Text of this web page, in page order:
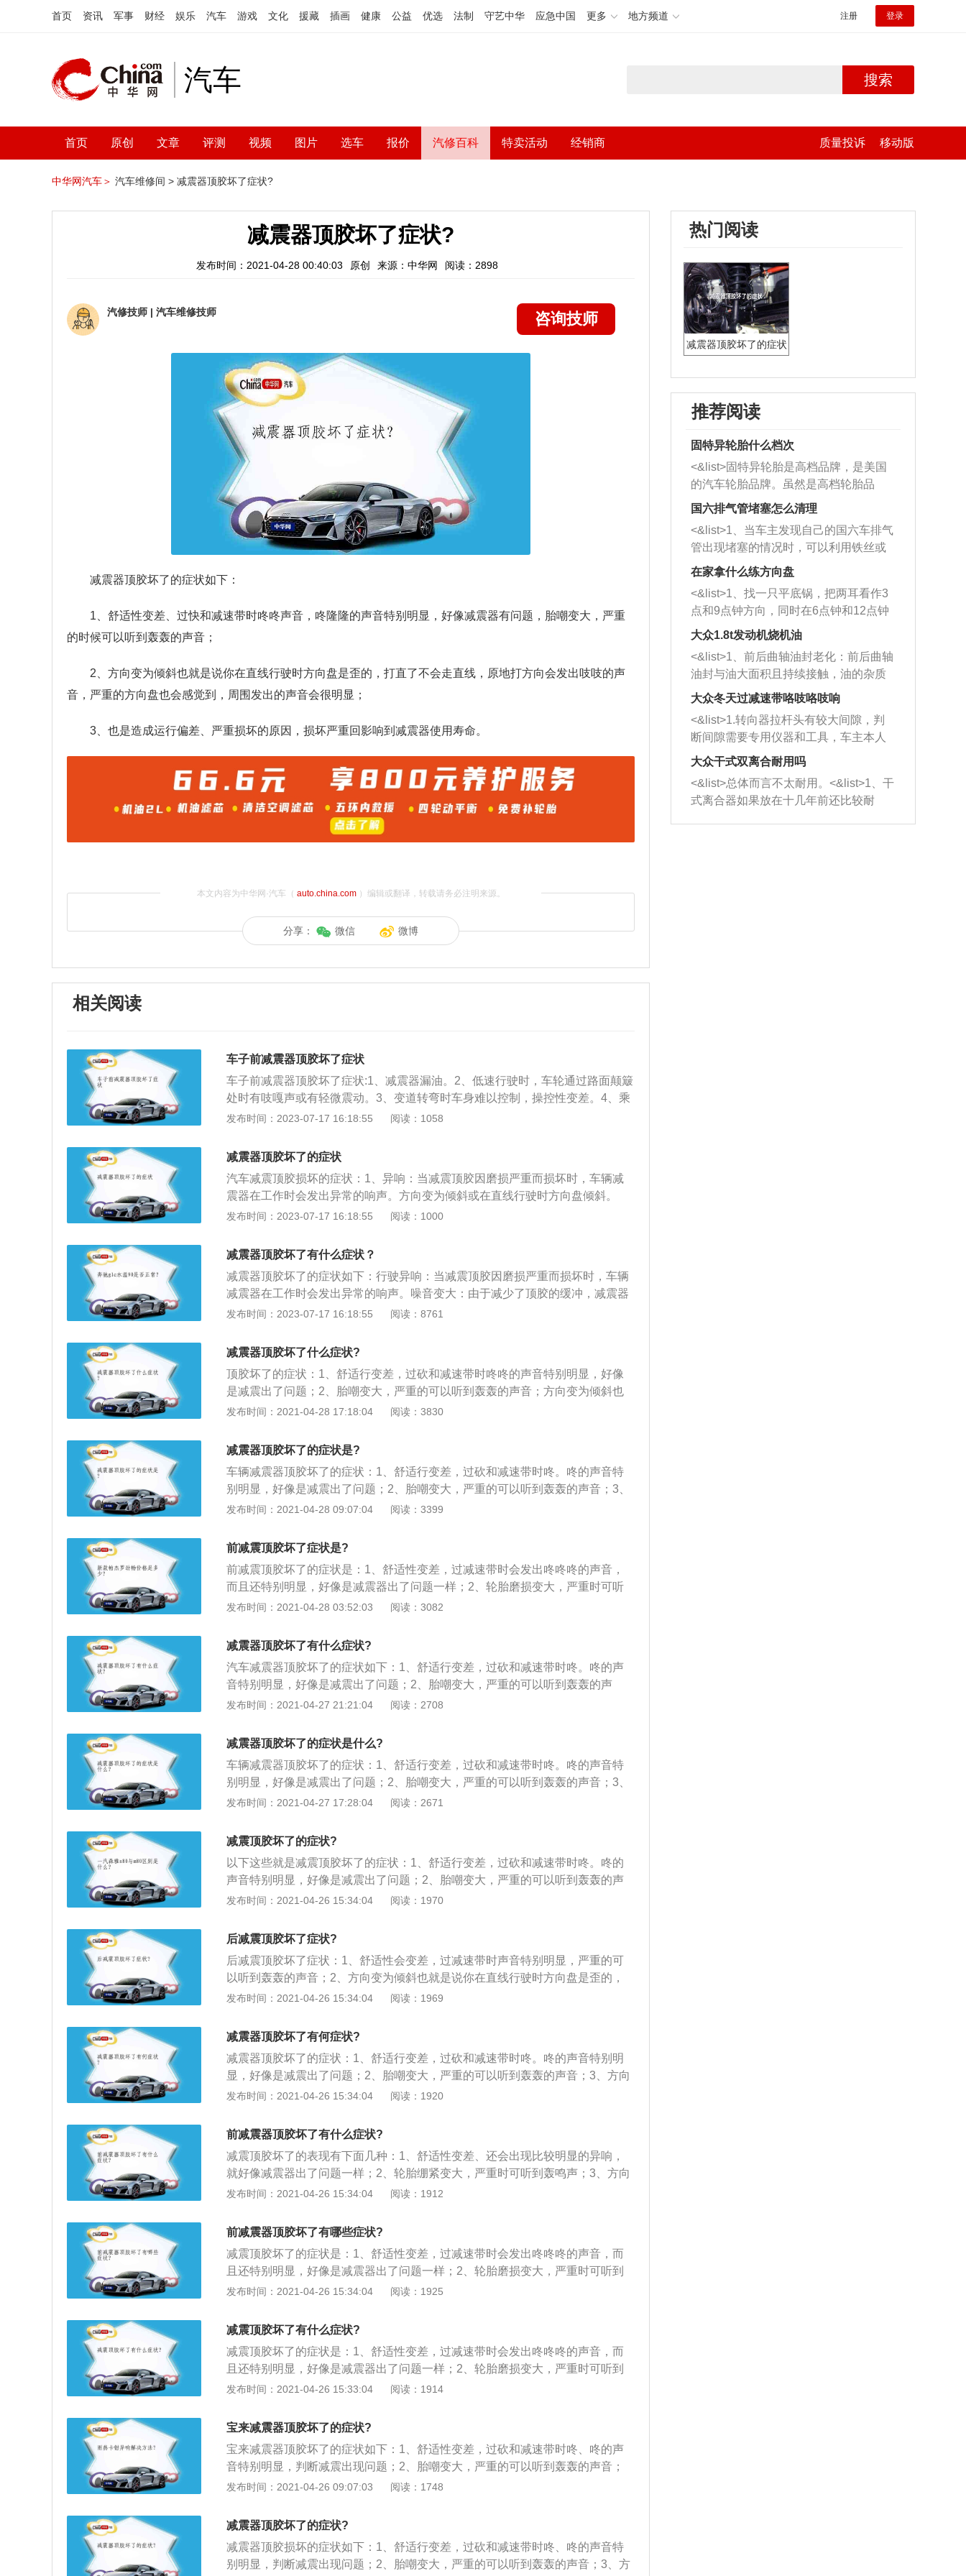
首页 资讯 军事 财经 娱乐 汽车 游戏 文化 援藏 插画 健康 公益 优选 法制 守艺中华 应急中国 更多 地方频道 注册 登录
汽车 搜索
首页 原创 文章 评测 视频 图片 选车 报价 汽修百科 特卖活动 经销商 质量投诉 移动版
中华网汽车＞ 汽车维修间 > 减震器顶胶坏了症状?
减震器顶胶坏了症状?
发布时间：2021-04-28 00:40:03 原创 来源：中华网 阅读：2898
汽修技师 | 汽车维修技师 咨询技师
减震器顶胶坏了的症状如下：
1、舒适性变差、过快和减速带时咚咚声音，咚隆隆的声音特别明显，好像减震器有问题，胎嘲变大，严重
的时候可以听到轰轰的声音；
2、方向变为倾斜也就是说你在直线行驶时方向盘是歪的，打直了不会走直线，原地打方向会发出吱吱的声
音，严重的方向盘也会感觉到，周围发出的声音会很明显；
3、也是造成运行偏差、严重损坏的原因，损坏严重回影响到减震器使用寿命。
本文内容为中华网·汽车（ auto.china.com）编辑或翻译，转载请务必注明来源。
分享： 微信 微博
相关阅读
车子前减震器顶胶坏了症状
车子前减震器顶胶坏了症状:1、减震器漏油。2、低速行驶时，车轮通过路面颠簸
处时有吱嘎声或有轻微震动。3、变道转弯时车身难以控制，操控性变差。4、乘
坐舒适性变差。5、方向变为倾斜也就是说在直线行驶时方向盘是歪的，打直了
决办法：到汽车维修站或4S店更换车子前减震器顶胶。以下是关于汽车减震器的
相关介绍：1、汽车的减震器也称为悬挂，由弹簧和减震器共同组成。减震器并
不是用来支持车身的重量，而是用来抑制弹簧吸震后反弹时的震荡和吸收路面冲
击的能量。弹簧起缓和冲击的作用，将大能量一次冲击变为小能量多次冲击，而
减震器就是逐步将小能量多次冲击减少。2、如果开过减振器已坏掉的车，就可
跳。没有减振器将无法控制弹簧的反弹，汽车遇到崎岖的路面时将会产生严重的
弹跳，过弯时也会因为弹簧上下的震荡而造成轮胎抓地力和循迹性的丧失。
发布时间：2023-07-17 16:18:55 阅读：1058
减震器顶胶坏了的症状
汽车减震顶胶损坏的症状：1、异响：当减震顶胶因磨损严重而损坏时，车辆减
震器在工作时会发出异常的响声。方向变为倾斜或在直线行驶时方向盘倾斜。
2、方向偏移：当减震顶胶出现损坏时，车辆方向可能会出现轻微的偏移，难以
在工作的过程中，便会将吸收到的震动和冲击毫无保留的由车架传导至驾乘室。
4、原地转向异响：即便减震器没有工作，由于顶胶的过度磨损和损坏，在原地
打动方向盘也会发出非常明显的异响。解决方法：出现以上症状应立即去4s店更
换减震顶胶。减震器顶胶具有良好的隔音性能，因为它也是用来降低轮胎和地面
产生的轮胎噪音，当轮胎被不平的地面撞击时，可以减少对汽车的直接冲击，如
转弯时还会因弹簧上下振动，而造成轮胎抓地力和循迹性的丧失。
发布时间：2023-07-17 16:18:55 阅读：1000
减震器顶胶坏了有什么症状？
减震器顶胶坏了的症状如下：行驶异响：当减震顶胶因磨损严重而损坏时，车辆
减震器在工作时会发出异常的响声。噪音变大：由于减少了顶胶的缓冲，减震器
在工作的过程中，便会将吸收到的震动和冲击，毫无保留的由车架传导至驾乘
回正，以及回正力度低等现象。原地转向异响：即便减震器没有工作，由于顶胶
的过度磨损和损坏，在原地打动方向盘也会发出非常明显的异响。
发布时间：2023-07-17 16:18:55 阅读：8761
减震器顶胶坏了什么症状?
顶胶坏了的症状：1、舒适行变差，过砍和减速带时咚咚的声音特别明显，好像
是减震出了问题；2、胎嘲变大，严重的可以听到轰轰的声音；方向变为倾斜也
就是说你在直线行驶时方向盘是歪的，打直了不会走直线；3、在原地打方向是
跑偏的一个原因；损坏严重回影响到减震器使用寿命。
发布时间：2021-04-28 17:18:04 阅读：3830
减震器顶胶坏了的症状是?
车辆减震器顶胶坏了的症状：1、舒适行变差，过砍和减速带时咚。咚的声音特
别明显，好像是减震出了问题；2、胎嘲变大，严重的可以听到轰轰的声音；3、
方向变为倾斜也就是说你在直线行驶时方向盘是歪的，打直了不会走直线；4、
显的左右来；5、也是跑偏的一个原因，损坏严重回影响到减震器使用寿命。
发布时间：2021-04-28 09:07:04 阅读：3399
前减震顶胶坏了症状是?
前减震顶胶坏了的症状是：1、舒适性变差，过减速带时会发出咚咚咚的声音，
而且还特别明显，好像是减震器出了问题一样；2、轮胎磨损变大，严重时可听
到轰轰轰的声音，所以顶胶的作用还是挺大的；3、方向偏斜，意思就是当直线
发布时间：2021-04-28 03:52:03 阅读：3082
减震器顶胶坏了有什么症状?
汽车减震器顶胶坏了的症状如下：1、舒适行变差，过砍和减速带时咚。咚的声
音特别明显，好像是减震出了问题；2、胎嘲变大，严重的可以听到轰轰的声
音；3、方向变为倾斜也就是说你在直线行驶时方向盘是歪的，打直了不会走直
声音会明显的左右来；5、也是跑偏的一个原因，损坏严重回影响到减震器使用
寿命。
发布时间：2021-04-27 21:21:04 阅读：2708
减震器顶胶坏了的症状是什么?
车辆减震器顶胶坏了的症状：1、舒适行变差，过砍和减速带时咚。咚的声音特
别明显，好像是减震出了问题；2、胎嘲变大，严重的可以听到轰轰的声音；3、
方向变为倾斜也就是说你在直线行驶时方向盘是歪的，打直了不会走直线；4、
显的左右来；5、也是跑偏的一个原因，损坏严重回影响到减震器使用寿命。
发布时间：2021-04-27 17:28:04 阅读：2671
减震顶胶坏了的症状?
以下这些就是减震顶胶坏了的症状：1、舒适行变差，过砍和减速带时咚。咚的
声音特别明显，好像是减震出了问题；2、胎嘲变大，严重的可以听到轰轰的声
音；3、方向变为倾斜也就是说你在直线行驶时方向盘是歪的，打直了不会走直
声音会明显的左右来；5、也是跑偏的一个原因；6、损坏严重回影响到减震器使
用寿命。
发布时间：2021-04-26 15:34:04 阅读：1970
后减震顶胶坏了症状?
后减震顶胶坏了症状：1、舒适性会变差，过减速带时声音特别明显，严重的可
以听到轰轰的声音；2、方向变为倾斜也就是说你在直线行驶时方向盘是歪的，
打直了不会走直线；3、在原地打方向是会发出吱吱的声音，严重的话握着方向
发布时间：2021-04-26 15:34:04 阅读：1969
减震器顶胶坏了有何症状?
减震器顶胶坏了的症状：1、舒适行变差，过砍和减速带时咚。咚的声音特别明
显，好像是减震出了问题；2、胎嘲变大，严重的可以听到轰轰的声音；3、方向
变为倾斜也就是说你在直线行驶时方向盘是歪的，打直了不会走直线；4、在原
左右来；5、也是跑偏的一个原因；6、损坏严重回影响到减震器使用寿命。
发布时间：2021-04-26 15:34:04 阅读：1920
前减震器顶胶坏了有什么症状?
减震顶胶坏了的表现有下面几种：1、舒适性变差、还会出现比较明显的异响，
就好像减震器出了问题一样；2、轮胎绷紧变大，严重时可听到轰鸣声；3、方向
变斜，也就是直线行驶的时候，方向盘是歪的，打直了也走不了直线；4、还有
发布时间：2021-04-26 15:34:04 阅读：1912
前减震器顶胶坏了有哪些症状?
减震顶胶坏了的症状是：1、舒适性变差，过减速带时会发出咚咚咚的声音，而
且还特别明显，好像是减震器出了问题一样；2、轮胎磨损变大，严重时可听到
轰轰轰的声音，所以顶胶的作用还是挺大的；3、方向偏斜，意思就是当直线行
发布时间：2021-04-26 15:34:04 阅读：1925
减震顶胶坏了有什么症状?
减震顶胶坏了的症状是：1、舒适性变差，过减速带时会发出咚咚咚的声音，而
且还特别明显，好像是减震器出了问题一样；2、轮胎磨损变大，严重时可听到
轰轰轰的声音，所以顶胶的作用还是挺大的；3、方向偏斜，意思就是当直线行
发布时间：2021-04-26 15:33:04 阅读：1914
宝来减震器顶胶坏了的症状?
宝来减震器顶胶坏了的症状如下：1、舒适性变差，过砍和减速带时咚、咚的声
音特别明显，判断减震出现问题；2、胎嘲变大，严重的可以听到轰轰的声音；
3、方向变为倾斜，在直线行驶时方向盘是歪的，打直了不会走直线；4、在原地
发布时间：2021-04-26 09:07:03 阅读：1748
减震器顶胶坏了的症状?
减震器顶胶损坏的症状如下：1、舒适行变差，过砍和减速带时咚、咚的声音特
别明显，判断减震出现问题；2、胎嘲变大，严重的可以听到轰轰的声音；3、方
热门阅读
减震器顶胶坏了的症状
推荐阅读
固特异轮胎什么档次
<&list>固特异轮胎是高档品牌，是美国
的汽车轮胎品牌。虽然是高档轮胎品
牌，但是中高低端的轮胎都有生产，这
也是为了更好的开拓市场。
国六排气管堵塞怎么清理
<&list>1、当车主发现自己的国六车排气
管出现堵塞的情况时，可以利用铁丝或
者是细棍，直接将杂物给取出来，如果
堵塞情况比较严重，也可以采取应急措
施。 <&list>2、直接利用木棍将所有的
杂物推到排气管里面的位置处，然后将
三元催化器拆解开，就可以将堵塞的东
西取出来。但如果是因为积碳过多引起
的堵塞，就需要将三元催化器泡在草酸
洗剂对堵塞的情况得到解决，将清洗剂
放在燃油箱中，与燃油混合后，车辆启
动时，就可以和汽油一起进入到燃烧
室，最后形成废气排出，就可以让三元
催化器得到清洗，排气管堵塞的情况就
能够得到解决。
在家拿什么练方向盘
<&list>1、找一只平底锅，把两耳看作3
点和9点钟方向，同时在6点钟和12点钟
方向做一个标记。 <&list>2、双手握住
一圈半的练习，往右同样也要打相同的
圈数。 <&list>3、最后强调要反复练
习，这样就可以形成肌肉记忆，在真实
驾驶车辆时，不需要记忆也能打好方
向。
大众1.8t发动机烧机油
<&list>1、前后曲轴油封老化：前后曲轴
油封与油大面积且持续接触，油的杂质
和发动机内持续温度变化使其密封效果
逐渐减弱，导致渗油或漏油。<&list>2、
活塞间隙过大：积碳会使活塞环与缸体
的间隙扩大，导致机油流入燃烧室中，
造成烧机油。<&list>3、机油粘度。使用
机油粘度过小的话，同样会有烧机油现
象，机油粘度过小具有很好的流动性，
大众冬天过减速带咯吱咯吱响
<&list>1.转向器拉杆头有较大间隙，判
断间隙需要专用仪器和工具，车主本人
无法制作，需要将车辆送到修理厂或4s
店；<&list>2.车辆半轴套管防尘罩破
裂，破裂后会出现漏油现象，使半轴磨
损严重，磨损的半轴容易损坏，产生异
响；<&list>3.稳定器的转向胶套和球头
大众干式双离合耐用吗
<&list>总体而言不太耐用。<&list>1、干
式离合器如果放在十几年前还比较耐